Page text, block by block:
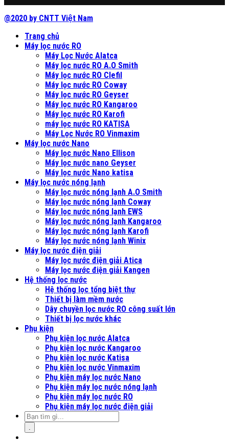
@2020 by CNTT Việt Nam
Trang chủ
Máy lọc nước RO
Máy Lọc Nước Alatca
Máy lọc nước RO A.O Smith
Máy lọc nước RO Clefil
Máy lọc nước RO Coway
Máy lọc nước RO Geyser
Máy lọc nước RO Kangaroo
Máy lọc nước RO Karofi
máy lọc nước RO KATISA
Máy Lọc Nước RO Vinmaxim
Máy lọc nước Nano
Máy lọc nước Nano Ellison
Máy lọc nước nano Geyser
Máy lọc nước Nano katisa
Máy lọc nước nóng lạnh
Máy lọc nước nóng lạnh A.O Smith
Máy lọc nước nóng lạnh Coway
Máy lọc nước nóng lạnh EWS
Máy lọc nước nóng lạnh Kangaroo
Máy lọc nước nóng lạnh Karofi
Máy lọc nước nóng lạnh Winix
Máy lọc nước điện giải
Máy lọc nước điện giải Atica
Máy lọc nước điện giải Kangen
Hệ thống lọc nước
Hệ thống lọc tổng biệt thự
Thiết bị làm mềm nước
Dây chuyền lọc nước RO công suất lớn
Thiết bị lọc nước khác
Phụ kiện
Phụ kiện lọc nước Alatca
Phụ kiện lọc nước Kangaroo
Phụ kiện lọc nước Katisa
Phụ kiện lọc nước Vinmaxim
Phụ kiện máy lọc nước Nano
Phụ kiện máy lọc nước nóng lạnh
Phụ kiện máy lọc nước RO
Phụ kiện máy lọc nước điện giải
.